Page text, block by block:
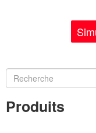
Produits